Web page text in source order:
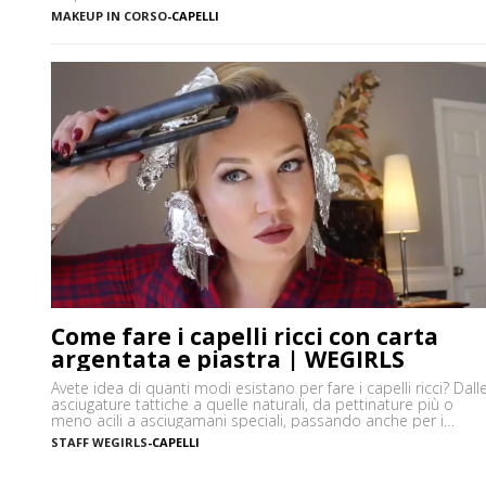
la Katira? La Katira o Gomma Adragante è una resina
gelificante naturale ottenuta dalla linfa essiccata di Astragalus
MAKEUP IN CORSO-CAPELLI
Come fare i capelli ricci con carta
argentata e piastra | WEGIRLS
Avete idea di quanti modi esistano per fare i capelli ricci? Dalle
asciugature tattiche a quelle naturali, da pettinature più o
meno acili a asciugamani speciali, passando anche per i
prodotti più disparati. Avere i capelli ricci è uno must, ancor di
più in estate, quando ci vediamo più belle selvagge. Ci sono
STAFF WEGIRLS-CAPELLI